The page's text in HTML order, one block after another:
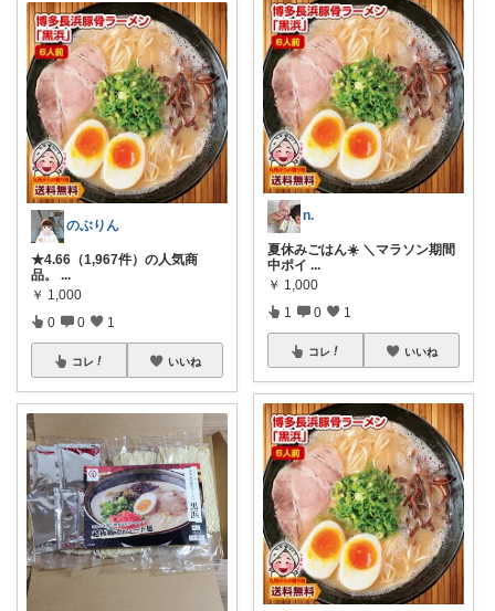
のぶりん
★4.66（1,967件）の人気商
品。 ...
￥ 1,000
0 0 1
コレ いいね
n.
夏休みごはん☀️ ＼マラソン期間
中ポイ ...
￥ 1,000
1 0 1
コレ いいね